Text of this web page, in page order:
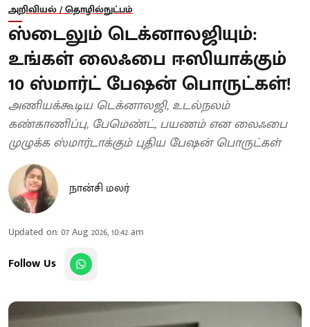
அறிவியல் / தொழில்நுட்பம்
ஸ்டைலும் டெக்னாலஜியும்:
உங்கள் லைஃபை ஈஸியாக்கும்
10 ஸ்மார்ட் பேஷன் பொருட்கள்!
அணியக்கூடிய டெக்னாலஜி, உடல்நலம்
கண்காணிப்பு, பேமெண்ட், பயணம் என லைஃபை
முழுக்க ஸ்மார்டாக்கும் புதிய பேஷன் பொருட்கள்
நான்சி மலர்
Updated on:07 Aug 2026, 10:42 am
Follow Us